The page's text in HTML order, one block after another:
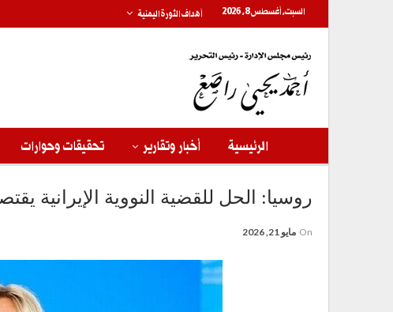
السبت, أغسطس 8, 2026 أهداف الثورة اليمنية
الرئيسية أخبار وتقارير تحقيقات وحوارات
روسيا: الحل للقضية النووية الإيرانية
On مايو 21, 2026